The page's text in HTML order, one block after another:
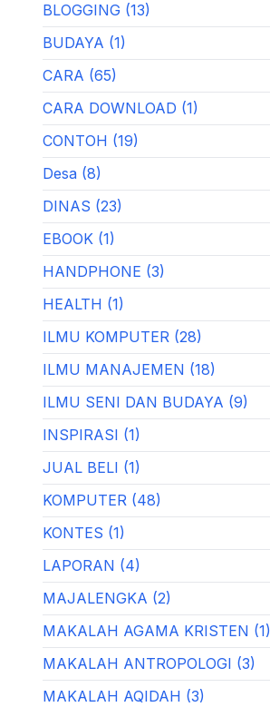
BLOGGING (13)
BUDAYA (1)
CARA (65)
CARA DOWNLOAD (1)
CONTOH (19)
Desa (8)
DINAS (23)
EBOOK (1)
HANDPHONE (3)
HEALTH (1)
ILMU KOMPUTER (28)
ILMU MANAJEMEN (18)
ILMU SENI DAN BUDAYA (9)
INSPIRASI (1)
JUAL BELI (1)
KOMPUTER (48)
KONTES (1)
LAPORAN (4)
MAJALENGKA (2)
MAKALAH AGAMA KRISTEN (1)
MAKALAH ANTROPOLOGI (3)
MAKALAH AQIDAH (3)